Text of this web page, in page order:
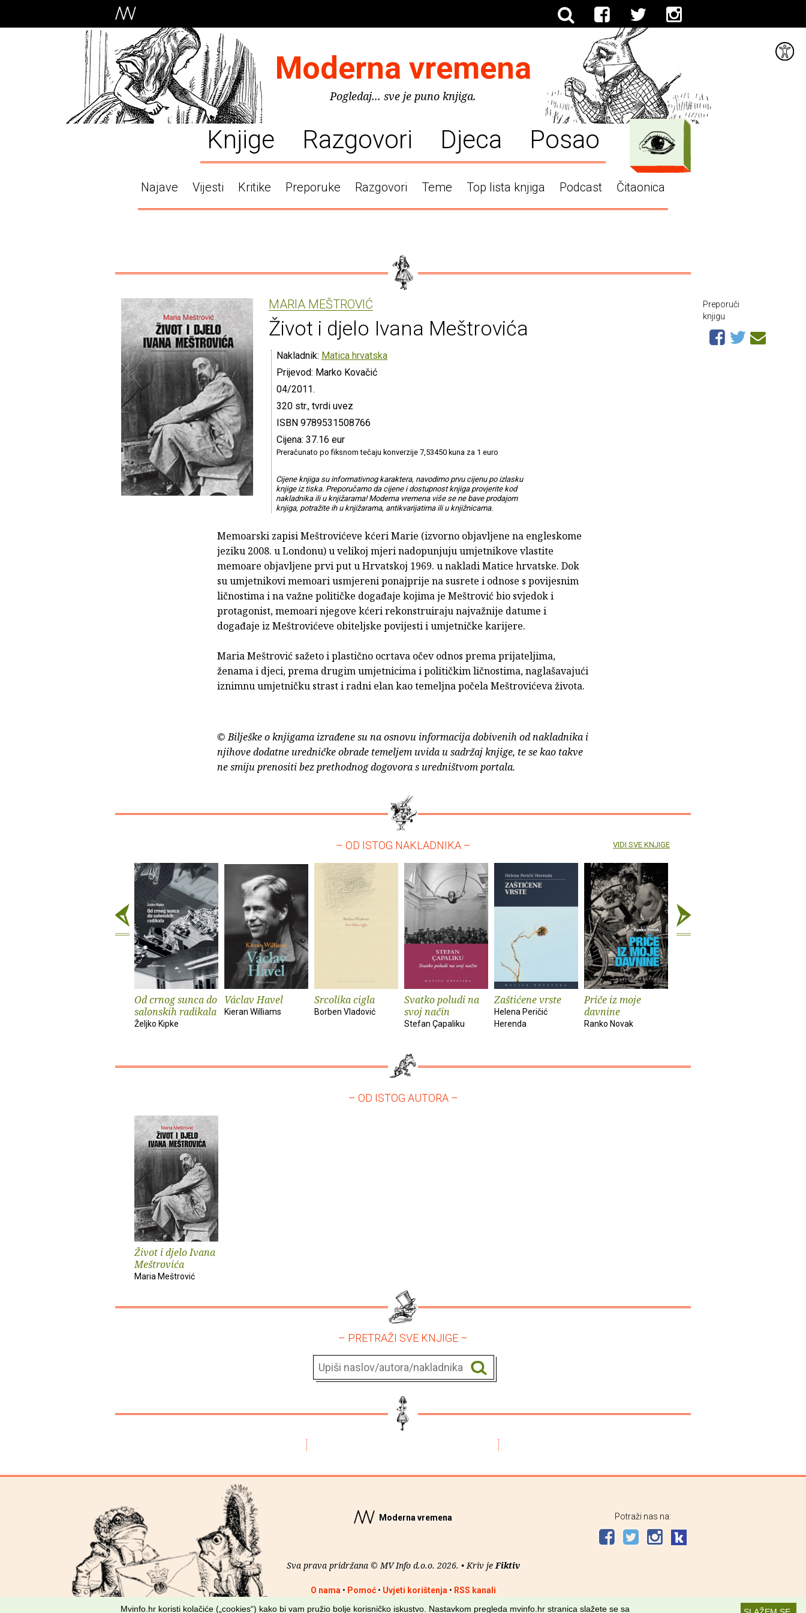
Moderna vremena
Pogledaj... sve je puno knjiga.
Knjige Razgovori Djeca Posao
Najave Vijesti Kritike Preporuke Razgovori Teme Top lista knjiga Podcast Čitaonica
MARIA MEŠTROVIĆ
Život i djelo Ivana Meštrovića
Nakladnik: Matica hrvatska
Prijevod: Marko Kovačić
04/2011.
320 str., tvrdi uvez
ISBN 9789531508766
Cijena: 37.16 eur
Preračunato po fiksnom tečaju konverzije 7,53450 kuna za 1 euro
Cijene knjiga su informativnog karaktera, navodimo prvu cijenu po izlasku
knjige iz tiska. Preporučamo da cijene i dostupnost knjiga provjerite kod
nakladnika ili u knjižarama! Moderna vremena više se ne bave prodajom
knjiga, potražite ih u knjižarama, antikvarijatima ili u knjižnicama.
Memoarski zapisi Meštrovićeve kćeri Marie (izvorno objavljene na engleskome
jeziku 2008. u Londonu) u velikoj mjeri nadopunjuju umjetnikove vlastite
memoare objavljene prvi put u Hrvatskoj 1969. u nakladi Matice hrvatske. Dok
su umjetnikovi memoari usmjereni ponajprije na susrete i odnose s povijesnim
ličnostima i na važne političke događaje kojima je Meštrović bio svjedok i
protagonist, memoari njegove kćeri rekonstruiraju najvažnije datume i
događaje iz Meštrovićeve obiteljske povijesti i umjetničke karijere.
Maria Meštrović sažeto i plastično ocrtava očev odnos prema prijateljima,
ženama i djeci, prema drugim umjetnicima i političkim ličnostima, naglašavajući
iznimnu umjetničku strast i radni elan kao temeljna počela Meštrovićeva života.
© Bilješke o knjigama izrađene su na osnovu informacija dobivenih od nakladnika i
njihove dodatne uredničke obrade temeljem uvida u sadržaj knjige, te se kao takve
ne smiju prenositi bez prethodnog dogovora s uredništvom portala.
Preporuči
knjigu
– OD ISTOG NAKLADNIKA –
Od crnog sunca do
salonskih radikala
Željko Kipke
Václav Havel
Kieran Williams
Srcolika cigla
Borben Vladović
Svatko poludi na
svoj način
Stefan Çapaliku
Zaštićene vrste
Helena Peričić
Herenda
Priče iz moje
davnine
Ranko Novak
VIDI SVE KNJIGE
– OD ISTOG AUTORA –
Život i djelo Ivana
Meštrovića
Maria Meštrović
– PRETRAŽI SVE KNJIGE –
Moderna vremena
Sva prava pridržana © MV Info d.o.o. 2026. • Kriv je Fiktiv
O nama • Pomoć• Uvjeti korištenja • RSS kanali
Potraži nas na:
Mvinfo.hr koristi kolačiće („cookies“) kako bi vam pružio bolje korisničko iskustvo. Nastavkom pregleda mvinfo.hr stranica slažete se sa